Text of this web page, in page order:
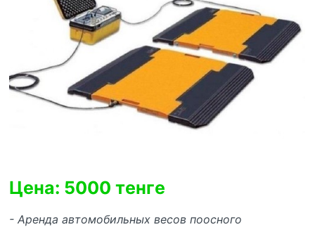
Цена: 5000 тенге
- Аренда автомобильных весов поосного